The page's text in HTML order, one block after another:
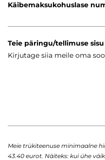
Käibemaksukohuslase
Teie päringu/tellimuse sisu
Meie trükiteenuse minimaalne
43.40 eurot. Näiteks: kui ühe